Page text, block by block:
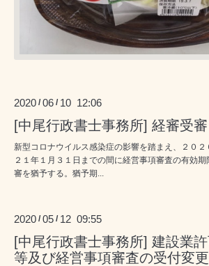
2020 /06 / 10 12:06
[中尾行政書士事務所] 経審受
新型コロナウイルス感染症の影響を踏まえ、２０２
２１年１月３１日までの間に経営事項審査の有効
審を猶予する。猶予期...
2020 /05 / 12 09:55
[中尾行政書士事務所] 建設業
等及び経営事項審査の受付変更